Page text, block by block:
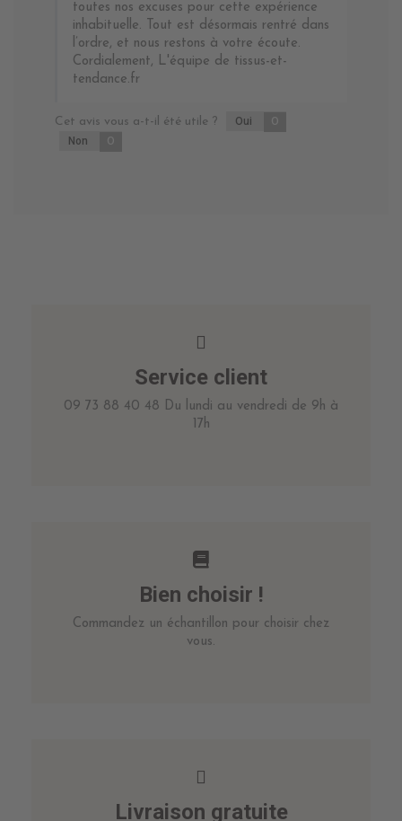
toutes nos excuses pour cette expérience
inhabituelle. Tout est désormais rentré dans
l’ordre, et nous restons à votre écoute.
Cordialement, L'équipe de tissus-et-
tendance.fr
Cet avis vous a-t-il été utile ? Oui 0
Non 0
Service client
09 73 88 40 48 Du lundi au vendredi de 9h à
17h
Bien choisir !
Commandez un échantillon pour choisir chez
vous.
Livraison gratuite